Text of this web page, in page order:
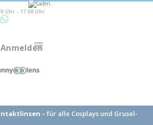
Uhr - 17:00 Uhr
Navigation
– für alle Cosplays und Grusel-